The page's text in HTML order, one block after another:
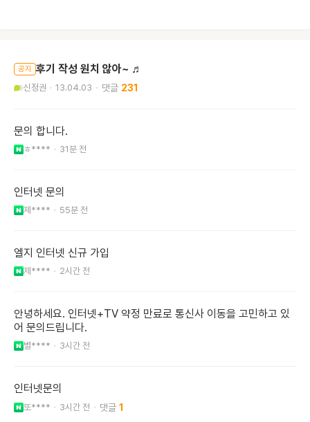
공지 후기 작성 원치 않아~ ♬
신정권 13.04.03 231
문의 합니다.
ㅎ**** 31분 전
인터넷 문의
제**** 55분 전
엘지 인터넷 신규 가입
제**** 2시간 전
안녕하세요. 인터넷+TV 약정 만료로 통신사 이동을 고민하고 있
어 문의드립니다.
별**** 3시간 전
인터넷문의
또**** 3시간 전 1